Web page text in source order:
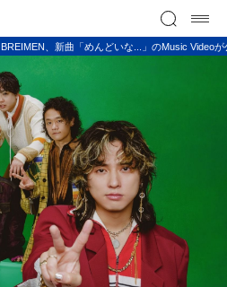
BREIMEN、新曲「めんどいな...」のMusic Video